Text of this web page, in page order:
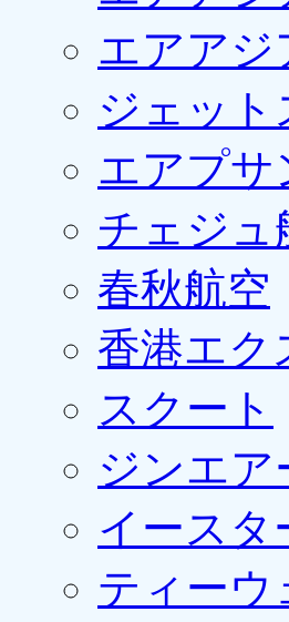
エアアジ
ジェット
エアプサ
チェジュ
春秋航空
香港エク
スクート
ジンエア
イースタ
ティーウ